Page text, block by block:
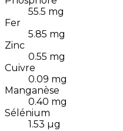
55.5 mg
Fer
5.85 mg
Zinc
0.55 mg
Cuivre
0.09 mg
Manganèse
0.40 mg
Sélénium
1.53 µg